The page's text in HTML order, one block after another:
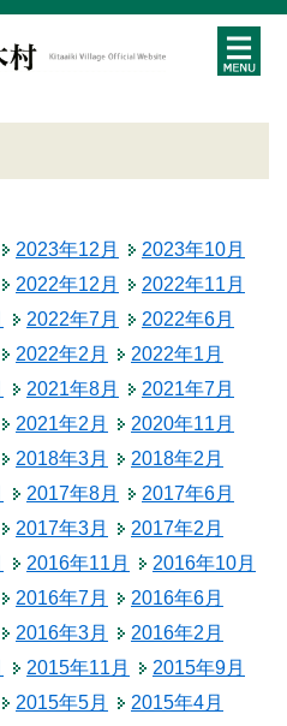
2023年12月
2023年10月
2022年12月
2022年11月
2022年7月
2022年6月
2022年2月
2022年1月
2021年8月
2021年7月
2021年2月
2020年11月
2018年3月
2018年2月
2017年8月
2017年6月
2017年3月
2017年2月
2016年11月
2016年10月
2016年7月
2016年6月
2016年3月
2016年2月
2015年11月
2015年9月
2015年5月
2015年4月